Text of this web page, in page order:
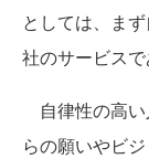
としては、ま
社のサービス
自律性の高い
らの願いやビ